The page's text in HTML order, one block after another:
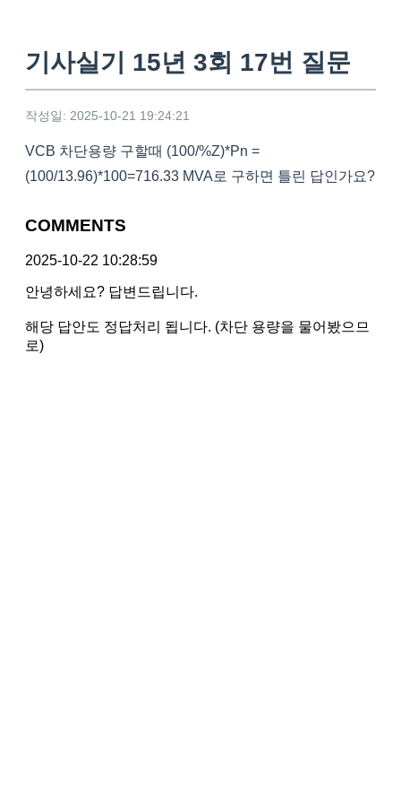
기사실기 15년 3회 17번 질문
작성일: 2025-10-21 19:24:21
VCB 차단용량 구할때 (100/%Z)*Pn =
(100/13.96)*100=716.33 MVA로 구하면 틀린 답인가요?
COMMENTS
2025-10-22 10:28:59
안녕하세요? 답변드립니다.
해당 답안도 정답처리 됩니다. (차단 용량을 물어봤으므
로)